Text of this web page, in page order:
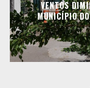
VENTOS
MUNICÍPIO